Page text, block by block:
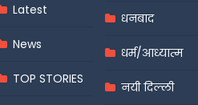
Latest
News
TOP STORIES
धनबाद
धर्म/आध्यात्म
नयी दिल्ली